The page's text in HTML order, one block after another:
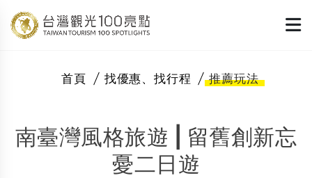
首頁 找優惠、找行程 推薦玩法
南臺灣風格旅遊 | 留舊創新忘
憂二日遊